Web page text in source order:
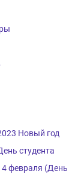
Новый год
студента
февраля (День